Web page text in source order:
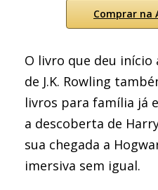
Comprar na
O livro que deu
de J.K. Rowling
livros para família já
a descoberta de
sua chegada a
imersiva sem igual.